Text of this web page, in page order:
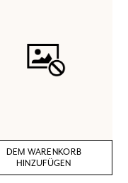
DEM WARENKORB
HINZUFÜGEN